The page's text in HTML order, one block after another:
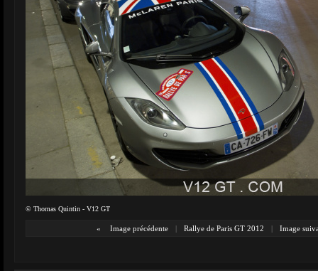
© Thomas Quintin - V12 GT
« Image précédente | Rallye de Paris GT 2012 | Image